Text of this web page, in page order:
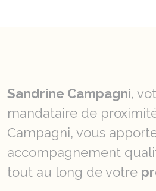
Sandrine Campagni,
mandataire de
Campagni, vous
accompagnement
tout au long de votre